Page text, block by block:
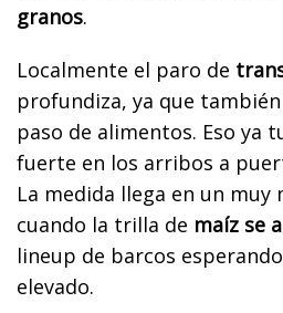
granos.
Localmente el paro de
profundiza, ya que
paso de alimentos. Eso ya
fuerte en los arribos a
La medida llega en un
cuando la trilla de maíz se
lineup de barcos
elevado.